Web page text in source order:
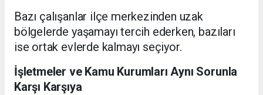
Bazı çalışanlar ilçe merkezinden uzak
bölgelerde yaşamayı tercih ederken, bazıları
ise ortak evlerde kalmayı seçiyor.
İşletmeler ve Kamu Kurumları Aynı Sorunla
Karşı Karşıya